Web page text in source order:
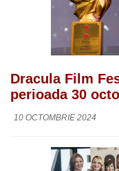
Dracula Film
perioada 30
10 OCTOMBRIE 2024